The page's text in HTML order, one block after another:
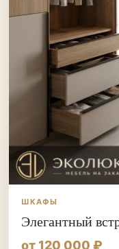
ШКАФЫ
Элегантный
от 120 000 ₽